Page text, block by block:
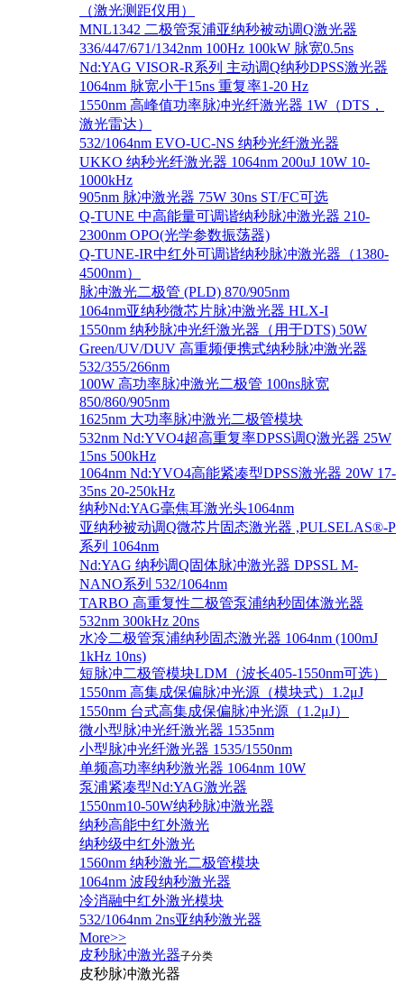
（激光测距仪用）
MNL1342 二极管泵浦亚纳秒被动调Q激光器
336/447/671/1342nm 100Hz 100kW 脉宽0.5ns
Nd:YAG VISOR-R系列 主动调Q纳秒DPSS激光器
1064nm 脉宽小于15ns 重复率1-20 Hz
1550nm 高峰值功率脉冲光纤激光器 1W（DTS，
激光雷达）
532/1064nm EVO-UC-NS 纳秒光纤激光器
UKKO 纳秒光纤激光器 1064nm 200uJ 10W 10-
1000kHz
905nm 脉冲激光器 75W 30ns ST/FC可选
Q-TUNE 中高能量可调谐纳秒脉冲激光器 210-
2300nm OPO(光学参数振荡器)
Q-TUNE-IR中红外可调谐纳秒脉冲激光器（1380-
4500nm）
脉冲激光二极管 (PLD) 870/905nm
1064nm亚纳秒微芯片脉冲激光器 HLX-I
1550nm 纳秒脉冲光纤激光器（用于DTS) 50W
Green/UV/DUV 高重频便携式纳秒脉冲激光器
532/355/266nm
100W 高功率脉冲激光二极管 100ns脉宽
850/860/905nm
1625nm 大功率脉冲激光二极管模块
532nm Nd:YVO4超高重复率DPSS调Q激光器 25W
15ns 500kHz
1064nm Nd:YVO4高能紧凑型DPSS激光器 20W 17-
35ns 20-250kHz
纳秒Nd:YAG毫焦耳激光头1064nm
亚纳秒被动调Q微芯片固态激光器 ,PULSELAS®-P
系列 1064nm
Nd:YAG 纳秒调Q固体脉冲激光器 DPSSL M-
NANO系列 532/1064nm
TARBO 高重复性二极管泵浦纳秒固体激光器
532nm 300kHz 20ns
水冷二极管泵浦纳秒固态激光器 1064nm (100mJ
1kHz 10ns)
短脉冲二极管模块LDM（波长405-1550nm可选）
1550nm 高集成保偏脉冲光源（模块式）1.2μJ
1550nm 台式高集成保偏脉冲光源（1.2μJ）
微小型脉冲光纤激光器 1535nm
小型脉冲光纤激光器 1535/1550nm
单频高功率纳秒激光器 1064nm 10W
泵浦紧凑型Nd:YAG激光器
1550nm10-50W纳秒脉冲激光器
纳秒高能中红外激光
纳秒级中红外激光
1560nm 纳秒激光二极管模块
1064nm 波段纳秒激光器
冷消融中红外激光模块
532/1064nm 2ns亚纳秒激光器
More>>
皮秒脉冲激光器子分类
皮秒脉冲激光器